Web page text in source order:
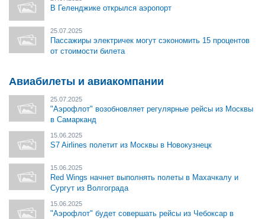
В Геленджике открылся аэропорт
25.07.2025
Пассажиры электричек могут сэкономить 15 процентов
от стоимости билета
Авиабилеты и авиакомпании
25.07.2025
"Аэрофлот" возобновляет регулярные рейсы из Москвы
в Самарканд
15.06.2025
S7 Airlines полетит из Москвы в Новокузнецк
15.06.2025
Red Wings начнет выполнять полеты в Махачкалу и
Сургут из Волгограда
15.06.2025
"Аэрофлот" будет совершать рейсы из Чебоксар в